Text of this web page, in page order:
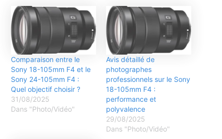
Comparaison entre le
Sony 18-105mm F4 et le
Sony 24-105mm F4 :
Quel objectif choisir ?
31/08/2025
Dans "Photo/Vidéo"
Avis détaillé de
photographes
professionnels sur le Sony
18-105mm F4 :
performance et
polyvalence
29/08/2025
Dans "Photo/Vidéo"